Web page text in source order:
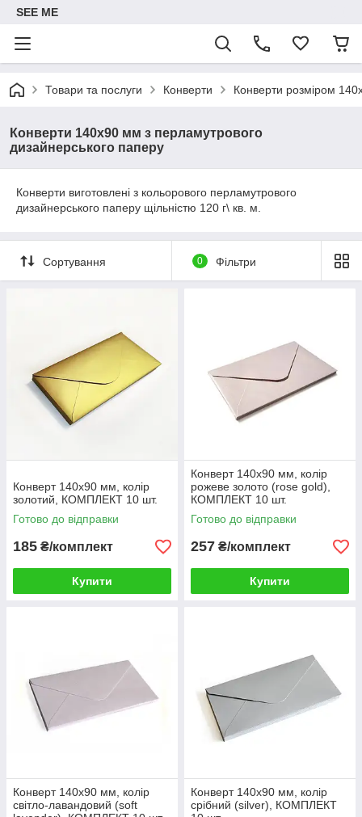
SEE ME
Товари та послуги Конверти Конверти розміром
Конверти 140x90 мм з перламутрового
дизайнерського паперу
Конверти виготовлені з кольорового перламутрового
дизайнерського паперу щільністю 120 г\ кв. м.
Сортування 0 Фільтри
Конверт 140x90 мм, колір
золотий, КОМПЛЕКТ 10 шт.
Готово до відправки
185 ₴/комплект
Купити
Конверт 140x90 мм, колір
рожеве золото (rose gold),
КОМПЛЕКТ 10 шт.
Готово до відправки
257 ₴/комплект
Купити
Конверт 140x90 мм, колір
світло-лавандовий (soft
Конверт 140x90 мм, колір
срібний (silver), КОМПЛЕКТ